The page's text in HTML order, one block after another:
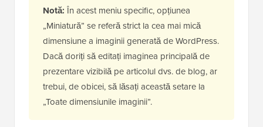
Notă: În acest meniu specific, opțiunea
„Miniatură” se referă strict la cea mai mică
dimensiune a imaginii generată de WordPress.
Dacă doriți să editați imaginea principală de
prezentare vizibilă pe articolul dvs. de blog, ar
trebui, de obicei, să lăsați această setare la
„Toate dimensiunile imaginii”.